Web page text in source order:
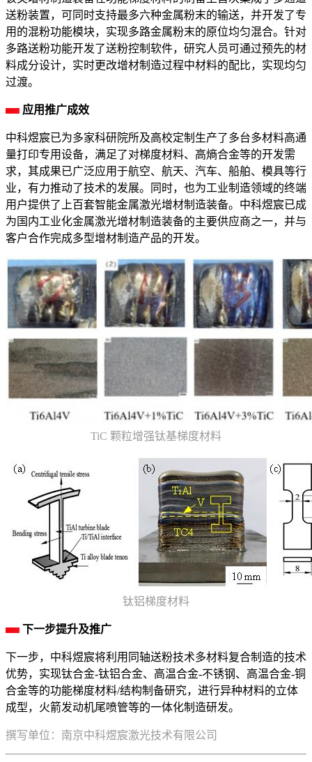
送粉装置，可同时支持最多六种金属粉末的输送，并开发了专
用的混粉功能模块，实现多路金属粉末的原位均匀混合。针对
多路送粉功能开发了送粉控制软件，研究人员可通过预先的材
料成分设计，实时更改增材制造过程中材料的配比，实现均匀
过渡。
应用推广成效
中科煜宸已为多家科研院所及高校定制生产了多台多材料高通
量打印专用设备，满足了对梯度材料、高熵合金等的开发需
求，其成果已广泛应用于航空、航天、汽车、船舶、模具等行
业，有力推动了技术的发展。同时，也为工业制造领域的终端
用户提供了上百套智能金属激光增材制造装备。中科煜宸已成
为国内工业化金属激光增材制造装备的主要供应商之一，并与
客户合作完成多型增材制造产品的开发。
TiC 颗粒增强钛基梯度材料
钛铝梯度材料
下一步提升及推广
下一步，中科煜宸将利用同轴送粉技术多材料复合制造的技术
优势，实现钛合金-钛铝合金、高温合金-不锈钢、高温合金-铜
合金等的功能梯度材料/结构制备研究，进行异种材料的立体
成型，火箭发动机尾喷管等的一体化制造研发。
撰写单位：南京中科煜宸激光技术有限公司